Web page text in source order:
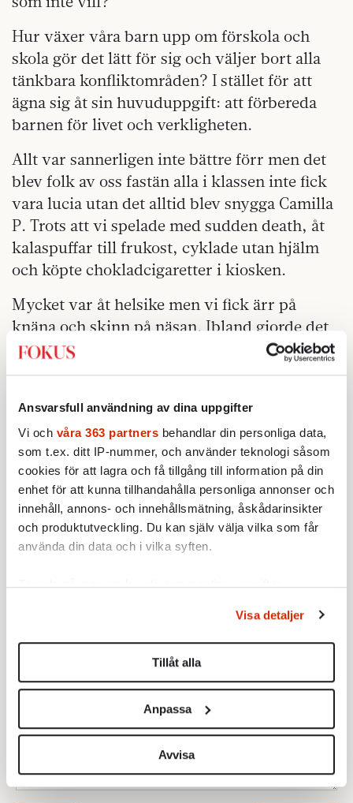
Ansvarsfull användning av dina uppgifter
Vi och våra 363 partners behandlar din personliga data,
som t.ex. ditt IP-nummer, och använder teknologi såsom
cookies för att lagra och få tillgång till information på din
enhet för att kunna tillhandahålla personliga annonser och
innehåll, annons- och innehållsmätning, åskådarinsikter
och produktutveckling. Du kan själv välja vilka som får
använda din data och i vilka syften.
Ta reda på mer om hur dina personliga uppgifter
Du kan ändra eller dra tillbaka ditt samtycke när som
helst från cookie-förklaringen.
Vi använder enhetsidentifierare för att anpassa innehållet
för sociala medier och analysera vår trafik. Vi
vidarebefordrar även sådana identifierare och annan
information från din enhet till de sociala medier och
annons- och analysföretag som vi samarbetar med.
Dessa kan i sin tur kombinera informationen med annan
Visa detaljer
Tillåt alla
Anpassa
Avvisa
Hur växer våra barn upp om förskola och
skola gör det lätt för sig och väljer bort alla
tänkbara konfliktområden? I stället för att
ägna sig åt sin huvuduppgift: att förbereda
barnen för livet och verkligheten.
Allt var sannerligen inte bättre förr men det
blev folk av oss fastän alla i klassen inte fick
vara lucia utan det alltid blev snygga Camilla
P. Trots att vi spelade med sudden death, åt
kalaspuffar till frukost, cyklade utan hjälm
och köpte chokladcigaretter i kiosken.
Mycket var åt helsike men vi fick ärr på
knäna och skinn på näsan. Ibland gjorde det
ont att förlora eller att inte bli vald först, men
vi lärde oss livets spelregler.
I ett Sverige där vårt lands ledare ännu tre
månader efter valet inte lyckats bilda
regering är det tydligt hur farlig brist på
verklighetsförankring kan vara.
Alla vill vara lucia men ingen vill acceptera
valresultatet och se väljarna i ögonen.